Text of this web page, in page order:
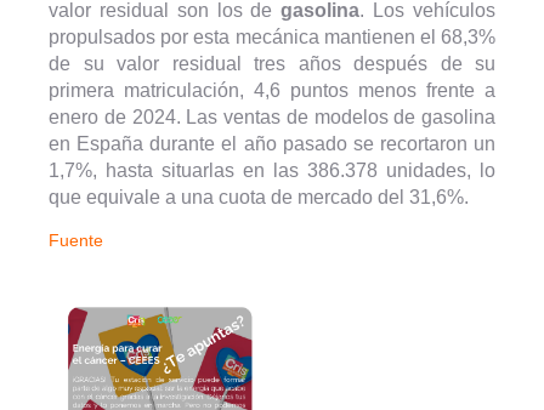
valor residual son los degasolina. Los vehículos
propulsados por esta mecánica mantienen el 68,3%
de su valor residual tres años después de su
primera matriculación, 4,6 puntos menos frente a
enero de 2024. Las ventas de modelos de gasolina
en España durante el año pasado se recortaron un
1,7%, hasta situarlas en las 386.378 unidades, lo
que equivale a una cuota de mercado del 31,6%.
Fuente